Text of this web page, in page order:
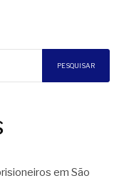
PESQUISAR
em São